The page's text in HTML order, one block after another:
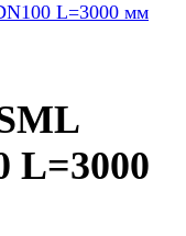
L=3000